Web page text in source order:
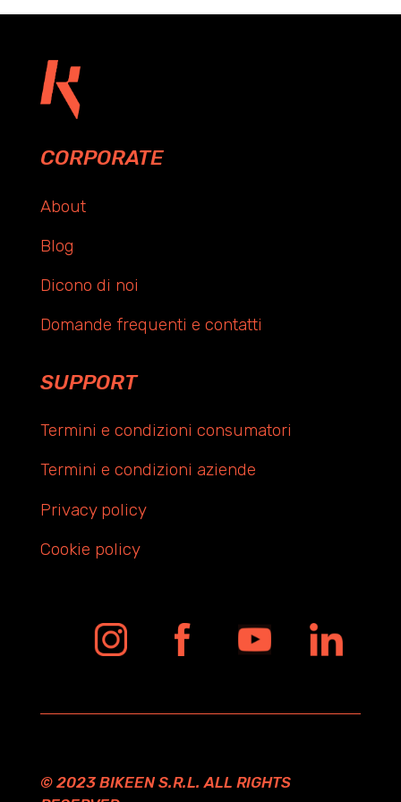
CORPORATE
About
Blog
Dicono di noi
Domande frequenti e contatti
SUPPORT
Termini e condizioni consumatori
Termini e condizioni aziende
Privacy policy
Cookie policy
© 2023 BIKEEN S.R.L. ALL RIGHTS